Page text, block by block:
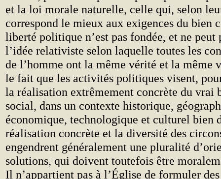
et la loi morale naturelle, celle qui, selon
correspond le mieux aux exigences du bien
liberté politique n’est pas fondée, et ne peut
l’idée relativiste selon laquelle toutes les
de l’homme ont la même vérité et la même
le fait que les activités politiques visent,
la réalisation extrêmement concrète du vrai
social, dans un contexte historique,
économique, technologique et culturel bien
réalisation concrète et la diversité des
engendrent généralement une pluralité
solutions, qui doivent toutefois être
Il n’appartient pas à l’Église de formuler